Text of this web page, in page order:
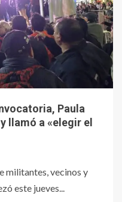
Paula
llamó a «elegir el
militantes, vecinos y
este jueves...